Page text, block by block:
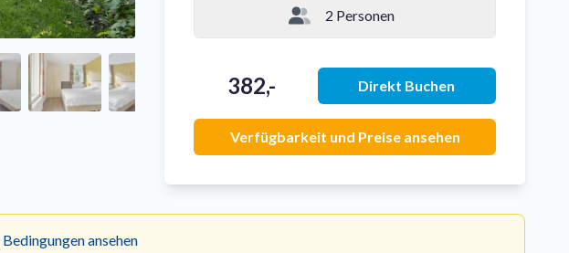
2 Personen
382,- Direkt Buchen
Verfügbarkeit und Preise ansehen
Bedingungen ansehen